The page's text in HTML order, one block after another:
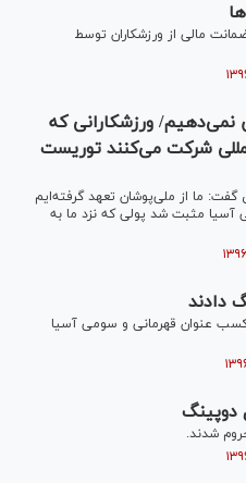
مالی از ورزشکاران توسط
ورزشکارانی که
شرکت می‌کنند توریست
ما از ملی‌پوشان تعهد گرفته‌ایم
آسیا مثبت شد پولی که نزد ما به
دادند
کسب عنوان قهرمانی و سومی آسیا
دوپینگ